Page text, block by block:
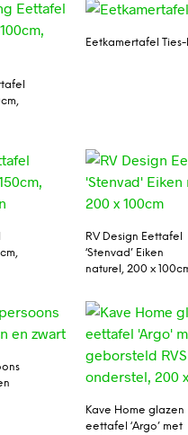
Eetkamertafel Ties-
RV Design Eettafel
‘Stenvad’ Eiken
naturel, 200 x
Kave Home glazen
eettafel ‘Argo’ met